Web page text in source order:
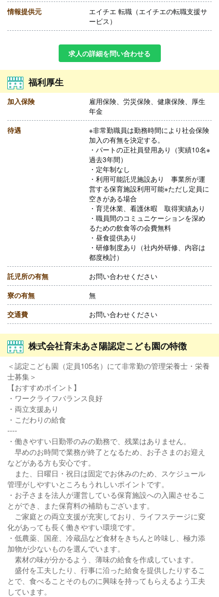
情報提供元
エイチエ 転職（エイチエの転職支援サ
ービス）
求人の詳細を問い合わせる
福利厚生
加入保険
雇用保険、労災保険、健康保険、厚生
年金
待遇
※非常勤職員は勤務時間により社会保険
加入の有無を決定する。
・パートの正社員登用あり（実績10名※
過去3年間）
・定年制なし
・利用可能託児施設あり 事業所が運
営する保育施設利用可能※ただし定員に
空きがある場合
・育児休業、看護休暇 取得実績あり
・職員間のコミュニケーションを深め
るための飲食等の会費無料
・昼食提供あり
・研修制度あり（社内外研修、内容は
都度検討）
託児所の有無 お問い合わせください
寮の有無 無
交通費 お問い合わせください
株式会社育未あさ陽認定こども園の特徴
＜認定こども園（定員105名）にて非常勤の管理栄養士・栄養
士募集＞
【おすすめポイント】
・ワークライフバランス良好
・両立支援あり
・こだわりの給食
----
・働きやすい日勤帯のみの勤務で、残業はありません。
早めのお時間で業務が終了となるため、お子さまのお迎え
などがある方も安心です。
また、日曜日・祝日は固定でお休みのため、スケジュール
管理がしやすいところもうれしいポイントです。
・お子さまを法人が運営している保育施設への入園させるこ
とができ、また保育料の補助もございます。
ご家庭との両立支援が充実しており、ライフステージに変
化があっても長く働きやすい環境です。
・低農薬、国産、冷蔵品など食材をきちんと吟味し、極力添
加物が少ないものを選んでいます。
素材の味が分かるよう、薄味の給食を作成しています。
盛付を工夫したり、行事に沿った給食を提供したりするこ
とで、食べることそのものに興味を持ってもらえるよう工夫
しています。